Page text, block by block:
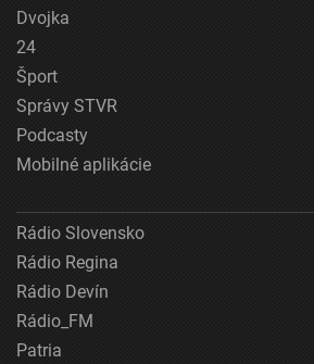
Dvojka
24
Šport
Správy STVR
Podcasty
Mobilné aplikácie
Rádio Slovensko
Rádio Regina
Rádio Devín
Rádio_FM
Patria